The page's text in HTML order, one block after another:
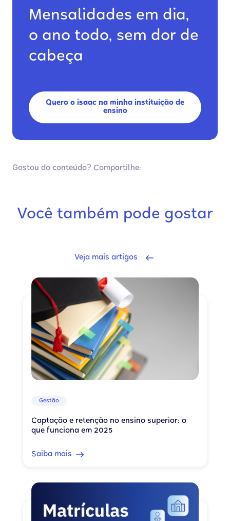
Mensalidades em dia,
o ano todo, sem dor de
cabeça
Quero o isaac na minha instituição de
ensino
Gostou do conteúdo? Compartilhe:
Você também pode gostar
Veja mais artigos
Gestão
Captação e retenção no ensino superior: o
que funciona em 2025
Saiba mais